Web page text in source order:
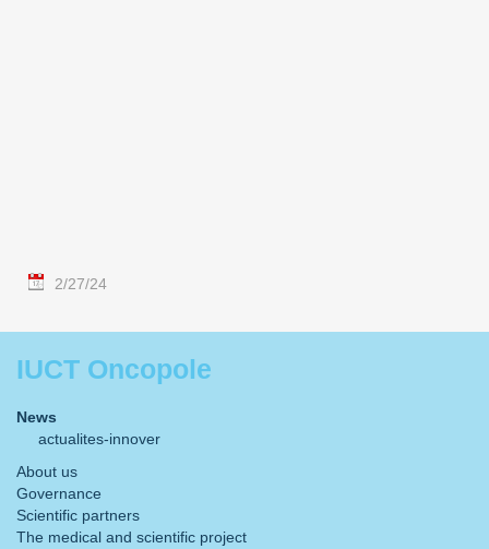
2/27/24
IUCT Oncopole
News
actualites-innover
About us
Governance
Scientific partners
The medical and scientific project